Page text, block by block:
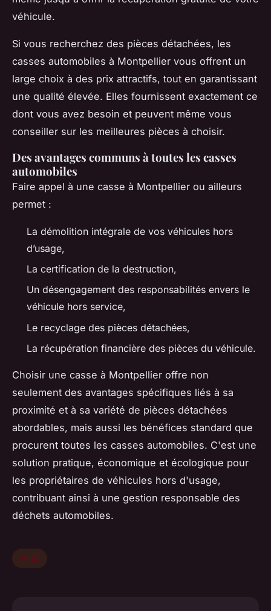
véhicule.
Si vous recherchez des pièces détachées, les
casses automobiles à Montpellier vous offrent un
large choix à des prix attractifs, tout en garantissant
une qualité élevée. Elles fournissent exactement ce
dont vous avez besoin et peuvent même vous
conseiller sur les meilleures pièces à choisir.
Des avantages communs à toutes les casses
automobiles
Faire appel à une casse à Montpellier ou ailleurs
permet :
La démolition intégrale de vos véhicules hors
d’usage,
La certification de la destruction,
Un désengagement des responsabilités envers le
véhicule hors service,
Le recyclage des pièces détachées,
La récupération financière des pièces du véhicule.
Choisir une casse à Montpellier offre non
seulement des avantages spécifiques liés à sa
proximité et à sa variété de pièces détachées
abordables, mais aussi les bénéfices standard que
procurent toutes les casses automobiles. C'est une
solution pratique, économique et écologique pour
les propriétaires de véhicules hors d'usage,
contribuant ainsi à une gestion responsable des
déchets automobiles.
Actu